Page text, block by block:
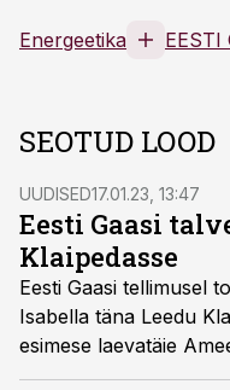
Energeetika EESTI
SEOTUD LOOD
UUDISED17.01.23, 13:47
Eesti Gaasi
Klaipedasse
Eesti Gaasi tellimusel
Isabella täna Leedu
esimese laevatäie
veeldatud maagaasi